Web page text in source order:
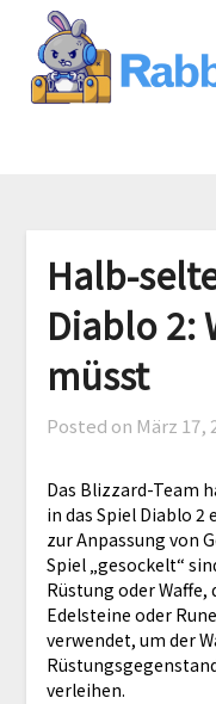
content
Halb-
Diablo 2:
müsst
Posted on März 17,
Das Blizzard-Team
in das Spiel Diablo 2
zur Anpassung von
Spiel „gesockelt“
Rüstung oder Waffe,
Edelsteine oder
verwendet, um der
verleihen.